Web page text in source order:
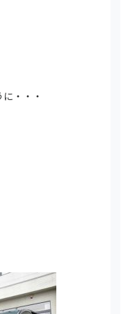
・・・